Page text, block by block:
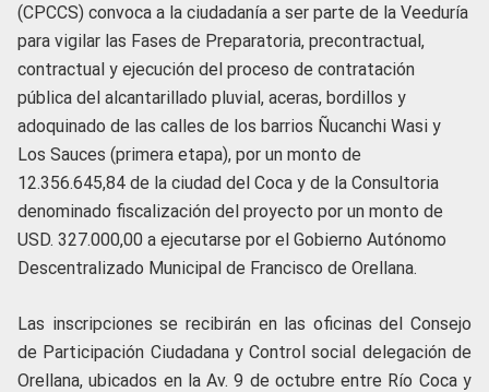
(CPCCS) convoca a la ciudadanía a ser parte de la Veeduría
para vigilar las Fases de Preparatoria, precontractual,
contractual y ejecución del proceso de contratación
pública del alcantarillado pluvial, aceras, bordillos y
adoquinado de las calles de los barrios Ñucanchi Wasi y
Los Sauces (primera etapa), por un monto de
12.356.645,84 de la ciudad del Coca y de la Consultoria
denominado fiscalización del proyecto por un monto de
USD. 327.000,00 a ejecutarse por el Gobierno Autónomo
Descentralizado Municipal de Francisco de Orellana.
Las inscripciones se recibirán en las oficinas del Consejo
de Participación Ciudadana y Control social delegación de
Orellana, ubicados en la Av. 9 de octubre entre Río Coca y